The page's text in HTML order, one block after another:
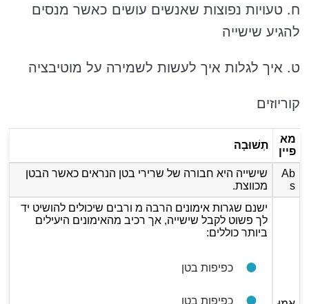
ח. טעויות נפוצות שאנשים עושים כאשר מנסים
להגיע שישייה
ט. איך לגלות איך לעשות לשמירה על מוטיבציה
קוריוזים
מא
פיין
תְשׁוּבָה
Ab
s
שישייה היא חבורה של שרירי בטן הנראים כאשר הבטן
מכווצת.
ישנם שגרות אימונים הרבה מ ורבים שיכולים להושיט יד
לך פשוט לקבל שישייה, אך רכיב מהאימונים היעילים
ביותר כוללים:
כפיפות בטן
כפיפות בטן